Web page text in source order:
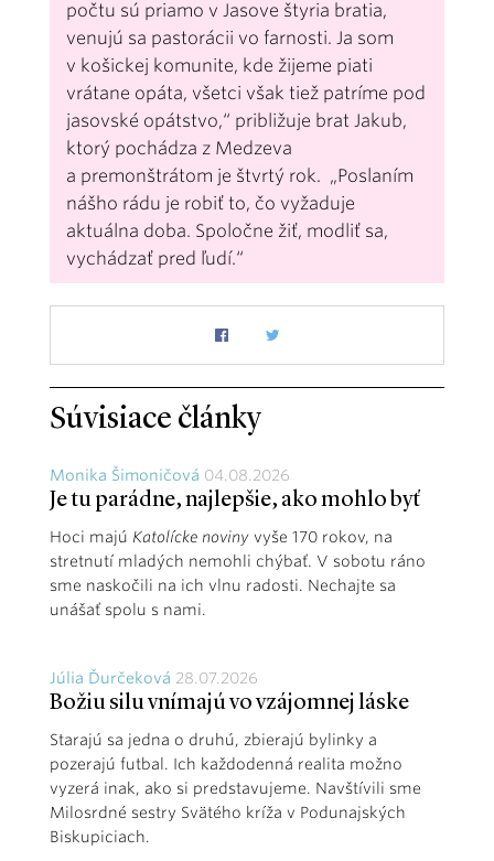
počtu sú priamo v Jasove štyria bratia,
venujú sa pastorácii vo farnosti. Ja som
v košickej komunite, kde žijeme piati
vrátane opáta, všetci však tiež patríme pod
jasovské opátstvo,“ približuje brat Jakub,
ktorý pochádza z Medzeva
a premonštrátom je štvrtý rok. „Poslaním
nášho rádu je robiť to, čo vyžaduje
aktuálna doba. Spoločne žiť, modliť sa,
vychádzať pred ľudí.“
Súvisiace články
Monika Šimoničová 04.08.2026
Je tu parádne, najlepšie, ako mohlo byť
Hoci majú Katolícke noviny vyše 170 rokov, na
stretnutí mladých nemohli chýbať. V sobotu ráno
sme naskočili na ich vlnu radosti. Nechajte sa
unášať spolu s nami.
Júlia Ďurčeková 28.07.2026
Božiu silu vnímajú vo vzájomnej láske
Starajú sa jedna o druhú, zbierajú bylinky a
pozerajú futbal. Ich každodenná realita možno
vyzerá inak, ako si predstavujeme. Navštívili sme
Milosrdné sestry Svätého kríža v Podunajských
Biskupiciach.